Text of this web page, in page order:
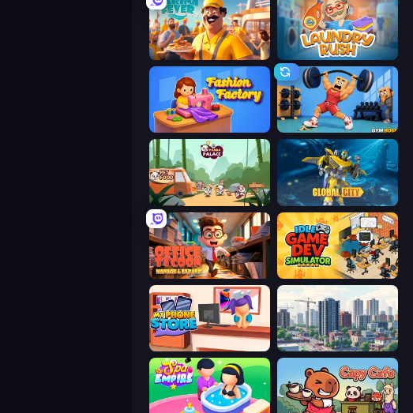
Marina Fever Tycoon Laundry Rush
Fashion Factory Gym Boss
Panda Palace Global City
Office Tycoon: Expand & Manage Idle Game Dev Simulator
My Phone Store SuperCity 3D